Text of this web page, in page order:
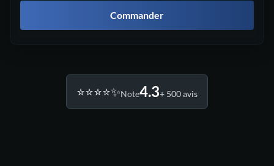
Commander
⭐️⭐️⭐️⭐️✨Note4.3+ 500 avis